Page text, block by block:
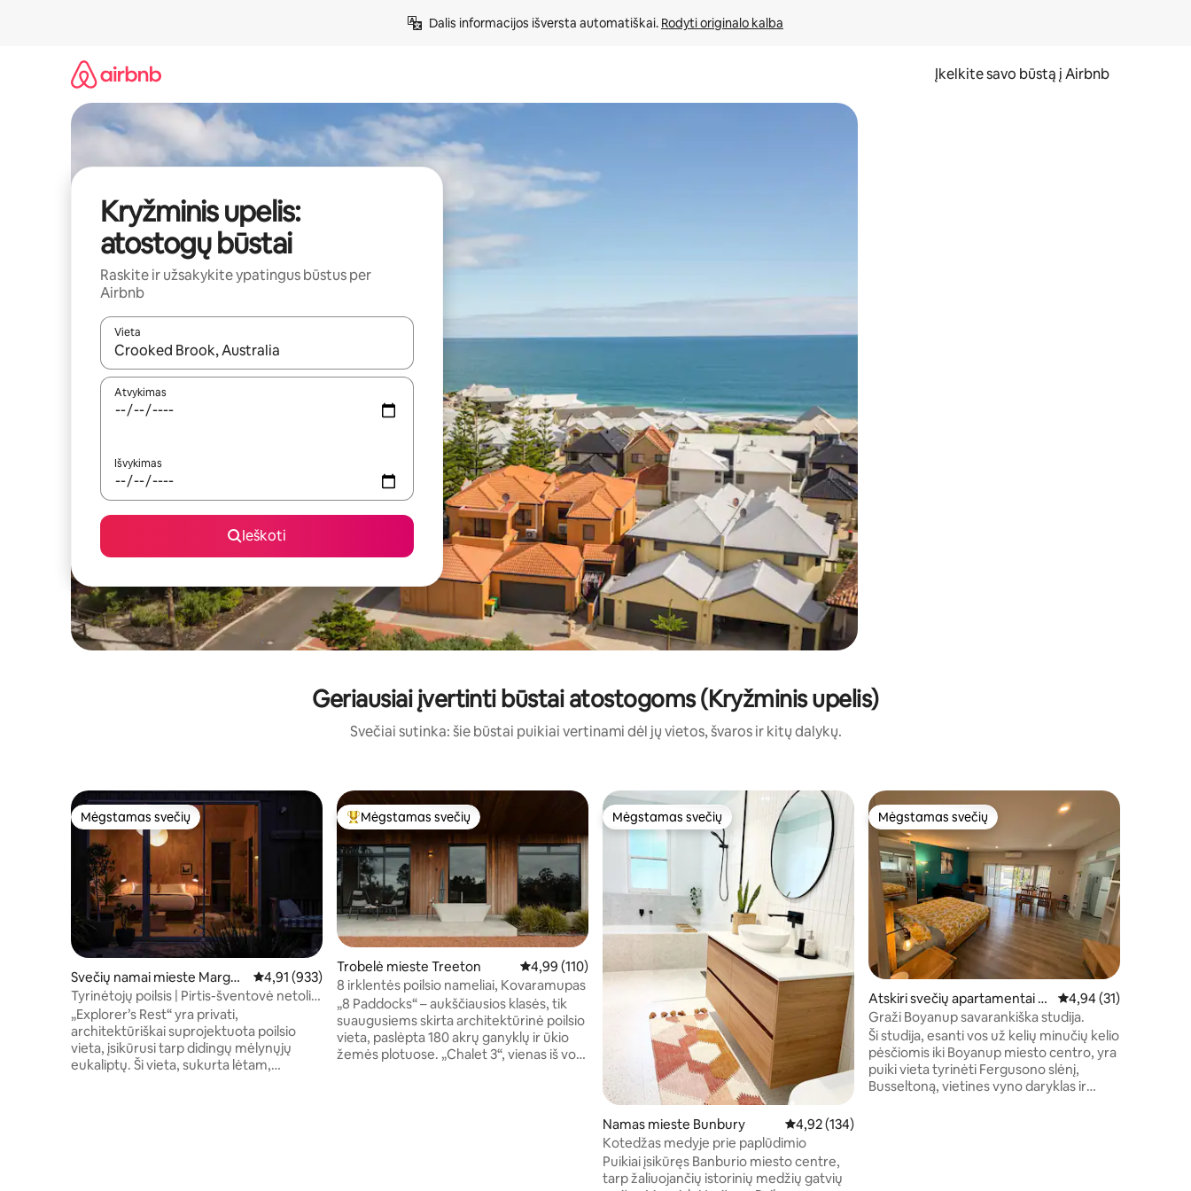
Dalis informacijos išversta automatiškai. Rodyti originalo kalba
Įkelkite savo būstą į Airbnb
Kryžminis upelis:
atostogų būstai
Raskite ir užsakykite ypatingus būstus per
Airbnb
Vieta
Kai pasirodys paieškos rezultatai, juos naršyti galite naudodami rodykles aukštyn ir žemyn arba liesdami ir braukdami per ekraną.
Atvykimas
Išvykimas
Ieškoti
Geriausiai įvertinti būstai atostogoms (Kryžminis upelis)
Svečiai sutinka: šie būstai puikiai vertinami dėl jų vietos, švaros ir kitų dalykų.
Mėgstamas svečių
Mėgstamas svečių
Svečių namai mieste Margar
et River
Vidutinis įvertinimas: 4,91 iš 5, atsiliepimų: 933
4,91 (933)
Tyrinėtojų poilsis | Pirtis-šventovė netoli
miesto ir paplūdimio
„Explorer’s Rest“ yra privati,
architektūriškai suprojektuota poilsio
vieta, įsikūrusi tarp didingų mėlynųjų
eukaliptų. Ši vieta, sukurta lėtam,
Svečių mėgstamiausias
Mėgstamas svečių
Trobelė mieste Treeton Vidutinis įvertinimas: 4,99 iš 5, atsiliepimų: 110
4,99 (110)
8 irklentės poilsio nameliai, Kovaramupas
„8 Paddocks“ – aukščiausios klasės, tik
suaugusiems skirta architektūrinė poilsio
vieta, paslėpta 180 akrų ganyklų ir ūkio
žemės plotuose. „Chalet 3“, vienas iš vos
Mėgstamas svečių
Mėgstamas svečių
Namas mieste Bunbury Vidutinis įvertinimas: 4,92 iš 5, atsiliepimų: 134
4,92 (134)
Kotedžas medyje prie paplūdimio
Puikiai įsikūręs Banburio miesto centre,
tarp žaliuojančių istorinių medžių gatvių
Mėgstamas svečių
Mėgstamas svečių
Atskiri svečių apartamentai m
ieste Boyanup
Vidutinis įvertinimas:
4,94 (31)
Graži Boyanup savarankiška studija.
Ši studija, esanti vos už kelių minučių kelio
pėsčiomis iki Boyanup miesto centro, yra
puiki vieta tyrinėti Fergusono slėnį,
Busseltoną, vietines vyno daryklas ir